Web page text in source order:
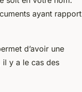
ayant rapport
d’avoir une
y a le cas des